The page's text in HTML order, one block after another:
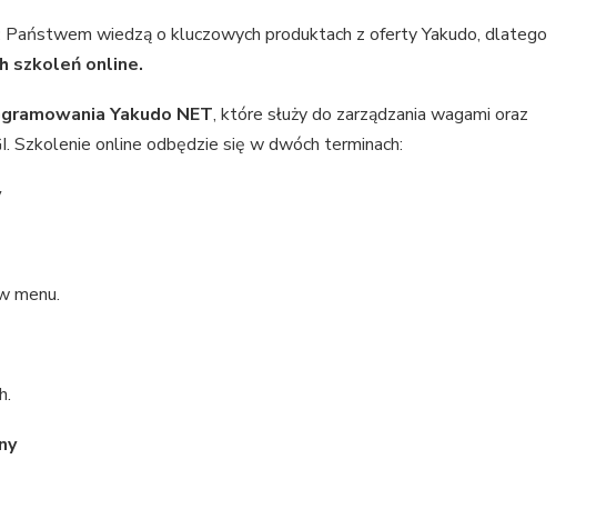
Państwem wiedzą o kluczowych produktach z oferty Yakudo, dlatego
szkoleń online.
Yakudo NET, które służy do zarządzania wagami oraz
Szkolenie online odbędzie się w dwóch terminach:
menu.